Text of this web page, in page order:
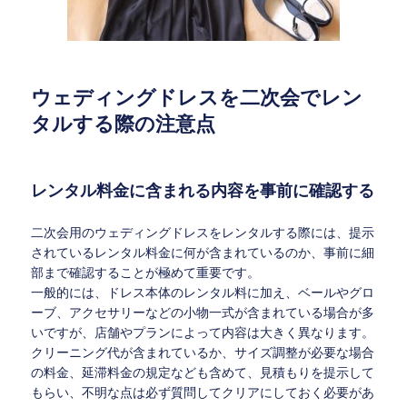
ウェディングドレスを二次会でレン
タルする際の注意点
レンタル料金に含まれる内容を事前に確認する
二次会用のウェディングドレスをレンタルする際には、提示
されているレンタル料金に何が含まれているのか、事前に細
部まで確認することが極めて重要です。
一般的には、ドレス本体のレンタル料に加え、ベールやグロ
ーブ、アクセサリーなどの小物一式が含まれている場合が多
いですが、店舗やプランによって内容は大きく異なります。
クリーニング代が含まれているか、サイズ調整が必要な場合
の料金、延滞料金の規定なども含めて、見積もりを提示して
もらい、不明な点は必ず質問してクリアにしておく必要があ